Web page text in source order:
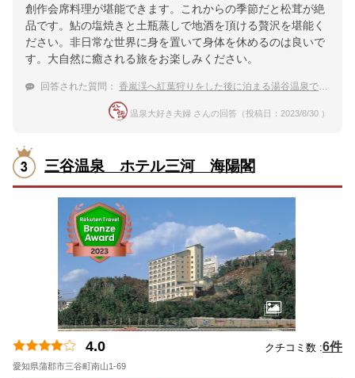
創作会席料理が堪能できます。これからの季節だと松茸が絶
品です。鮎の塩焼きと土瓶蒸しで地酒を頂ける贅沢を堪能く
ださい。非日常な世界に身を置いて身体を休めるのは良いで
す。大自然に癒される旅をお楽しみください。
回答された質問： 香嵐渓へ紅葉狩りをした後に泊まる湯谷温泉で家族旅行におすすめの宿
温泉大好き夫婦 さんの回答（投稿日：2023/8/30 ）
三谷温泉 ホテル三河 海陽閣
4.0 クチコミ数 :6件
愛知県蒲郡市三谷町南山1-69